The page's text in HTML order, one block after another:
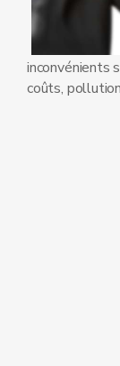
inconvénients
coûts,